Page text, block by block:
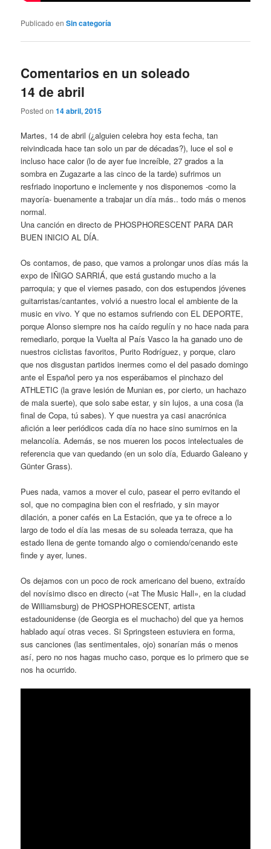
Publicado en Sin categoría
Comentarios en un soleado
14 de abril
Posted on14 abril, 2015
Martes, 14 de abril (¿alguien celebra hoy esta fecha, tan
reivindicada hace tan solo un par de décadas?), luce el sol e
incluso hace calor (lo de ayer fue increíble, 27 grados a la
sombra en Zugazarte a las cinco de la tarde) sufrimos un
resfriado inoportuno e inclemente y nos disponemos -como la
mayoría- buenamente a trabajar un día más.. todo más o menos
normal.
Una canción en directo de PHOSPHORESCENT PARA DAR
BUEN INICIO AL DÍA.
Os contamos, de paso, que vamos a prolongar unos días más la
expo de IÑIGO SARRIÁ, que está gustando mucho a la
parroquia; y que el viernes pasado, con dos estupendos jóvenes
guitarristas/cantantes, volvió a nuestro local el ambiente de la
music en vivo. Y que no estamos sufriendo con EL DEPORTE,
porque Alonso siempre nos ha caído regulín y no hace nada para
remediarlo, porque la Vuelta al País Vasco la ha ganado uno de
nuestros ciclistas favoritos, Purito Rodríguez, y porque, claro
que nos disgustan partidos inermes como el del pasado domingo
ante el Español pero ya nos esperábamos el pinchazo del
ATHLETIC (la grave lesión de Munian es, por cierto, un hachazo
de mala suerte), que solo sabe estar, y sin lujos, a una cosa (la
final de Copa, tú sabes). Y que nuestra ya casi anacrónica
afición a leer periódicos cada día no hace sino sumirnos en la
melancolía. Además, se nos mueren los pocos intelectuales de
referencia que van quedando (en un solo día, Eduardo Galeano y
Günter Grass).
Pues nada, vamos a mover el culo, pasear el perro evitando el
sol, que no compagina bien con el resfriado, y sin mayor
dilación, a poner cafés en La Estación, que ya te ofrece a lo
largo de todo el día las mesas de su soleada terraza, que ha
estado llena de gente tomando algo o comiendo/cenando este
finde y ayer, lunes.
Os dejamos con un poco de rock americano del bueno, extraído
del novísimo disco en directo («at The Music Hall», en la ciudad
de Williamsburg) de PHOSPHORESCENT, artista
estadounidense (de Georgia es el muchacho) del que ya hemos
hablado aquí otras veces. Si Springsteen estuviera en forma,
sus canciones (las sentimentales, ojo) sonarían más o menos
así, pero no nos hagas mucho caso, porque es lo primero que se
nos ha ocurrido.